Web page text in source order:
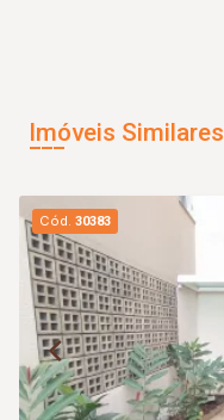
Imóveis Similares
Cód.30383